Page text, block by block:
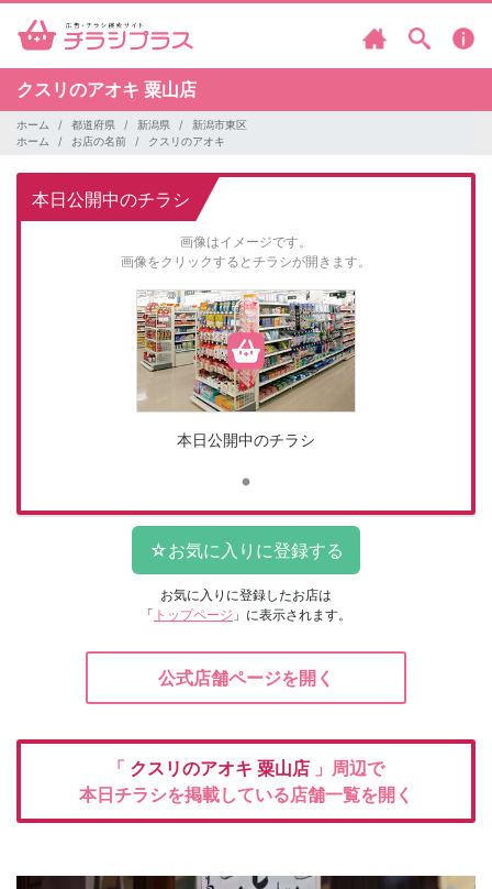
クスリのアオキ 粟山店
ホーム 都道府県 新潟県
新潟市東区
ホーム
お店の名前 クスリのアオキ
本日公開中のチラシ
画像はイメージです。
画像をクリックするとチラシが開きます。
本日公開中のチラシ
お気に入りに登録したお店は
「 トップページ 」に表示されます。
公式店舗ページを開く
「 クスリのアオキ 粟山店 」周辺で
本日チラシを掲載している店舗一覧を開く